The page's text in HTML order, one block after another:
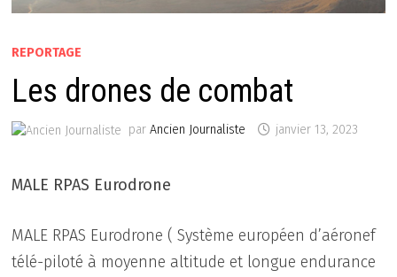
REPORTAGE
Les drones de combat
parAncien Journaliste janvier 13, 2023
MALE RPAS Eurodrone
MALE RPAS Eurodrone ( Système européen d’aéronef
télé-piloté à moyenne altitude et longue endurance